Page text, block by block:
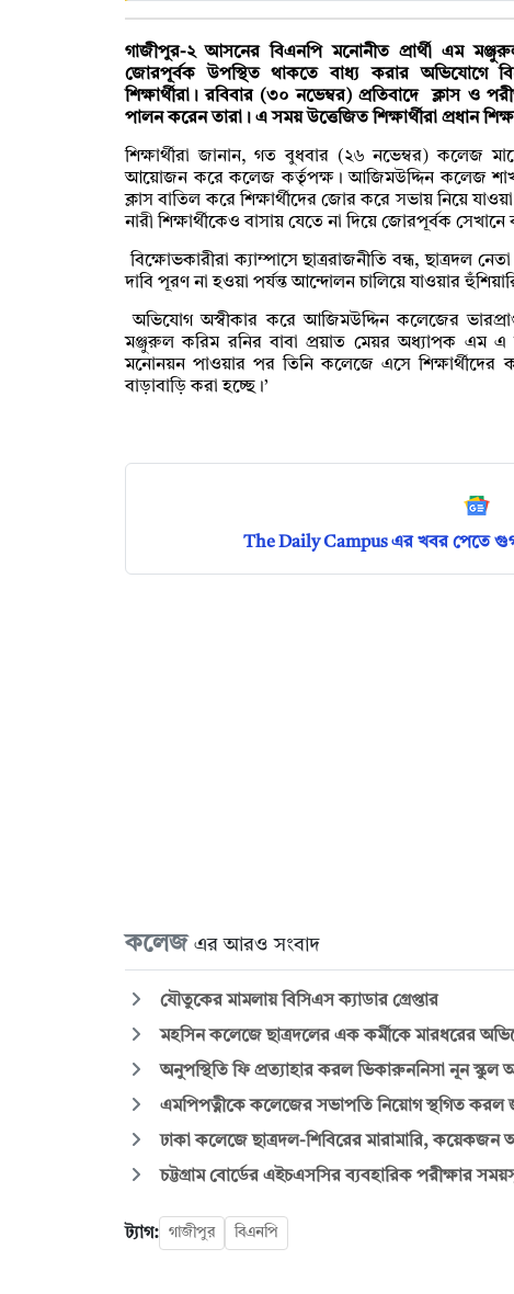
গাজীপুর-২ আসনের বিএনপি মনোনীত প্রার্থী এম
জোরপূর্বক উপস্থিত থাকতে বাধ্য করার অভিযোগে
শিক্ষার্থীরা। রবিবার (৩০ নভেম্বর) প্রতিবাদে ক্লাস ও
পালন করেন তারা। এ সময় উত্তেজিত শিক্ষার্থীরা প্রধান
শিক্ষার্থীরা জানান, গত বুধবার (২৬ নভেম্বর) কলেজ
আয়োজন করে কলেজ কর্তৃপক্ষ। আজিমউদ্দিন কলেজ শাখা
ক্লাস বাতিল করে শিক্ষার্থীদের জোর করে সভায় নিয়ে
নারী শিক্ষার্থীকেও বাসায় যেতে না দিয়ে জোরপূর্বক সেখানে
বিক্ষোভকারীরা ক্যাম্পাসে ছাত্ররাজনীতি বন্ধ, ছাত্রদল
দাবি পূরণ না হওয়া পর্যন্ত আন্দোলন চালিয়ে যাওয়ার
অভিযোগ অস্বীকার করে আজিমউদ্দিন কলেজের
মঞ্জুরুল করিম রনির বাবা প্রয়াত মেয়র অধ্যাপক এম
মনোনয়ন পাওয়ার পর তিনি কলেজে এসে শিক্ষার্থীদের
বাড়াবাড়ি করা হচ্ছে।’
The Daily Campus এর খবর পেতে
কলেজ এর আরও সংবাদ
যৌতুকের মামলায় বিসিএস ক্যাডার গ্রেপ্তার
মহসিন কলেজে ছাত্রদলের এক কর্মীকে মারধরের
অনুপস্থিতি ফি প্রত্যাহার করল ভিকারুননিসা নূন স্কুল
এমপিপত্নীকে কলেজের সভাপতি নিয়োগ স্থগিত করল
ঢাকা কলেজে ছাত্রদল-শিবিরের মারামারি,
চট্টগ্রাম বোর্ডের এইচএসসির ব্যবহারিক পরীক্ষার
ট্যাগ: গাজীপুর বিএনপি